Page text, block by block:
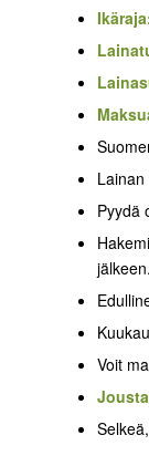
Pyydä
jälkeen.
Voit